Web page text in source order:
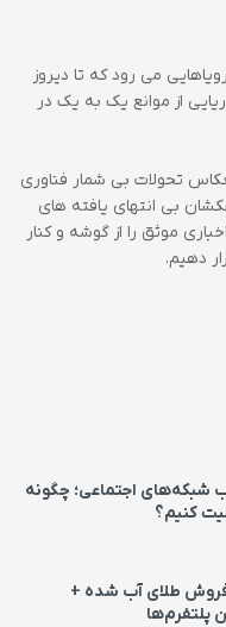
می رود که تا دیروز
از موانع یک به یک در
تحولات بی شمار فناوری
بی انتهای یافته های
موثق را از گوشه و کنار
دهیم.
اجتماعی؛ چگونه
کنیم؟
فروش طلای آب شده +
پلتفرم‌ها